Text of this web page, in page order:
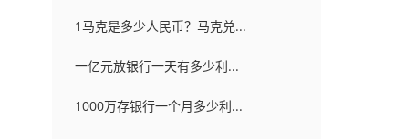
1马克是多少人民币？马克兑...
一亿元放银行一天有多少利...
1000万存银行一个月多少利...